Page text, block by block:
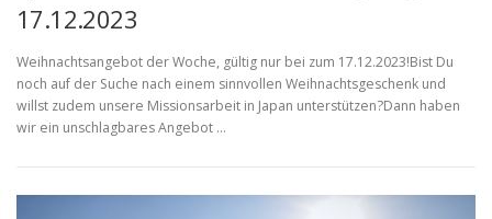
17.12.2023
Weihnachtsangebot der Woche, gültig nur bei zum 17.12.2023!Bist Du
noch auf der Suche nach einem sinnvollen Weihnachtsgeschenk und
willst zudem unsere Missionsarbeit in Japan unterstützen?Dann haben
wir ein unschlagbares Angebot …